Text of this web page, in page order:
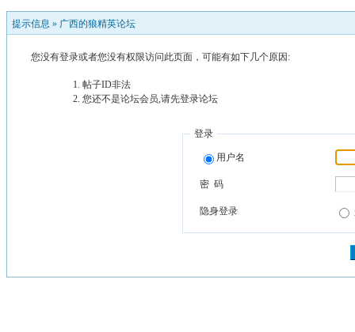
提示信息 » 广西的狼精英论坛
您没有登录或者您没有权限访问此页面，可能有如下几个原因:
帖子ID非法
您还不是论坛会员,请先登录论坛
登录
用户名
密 码
隐身登录